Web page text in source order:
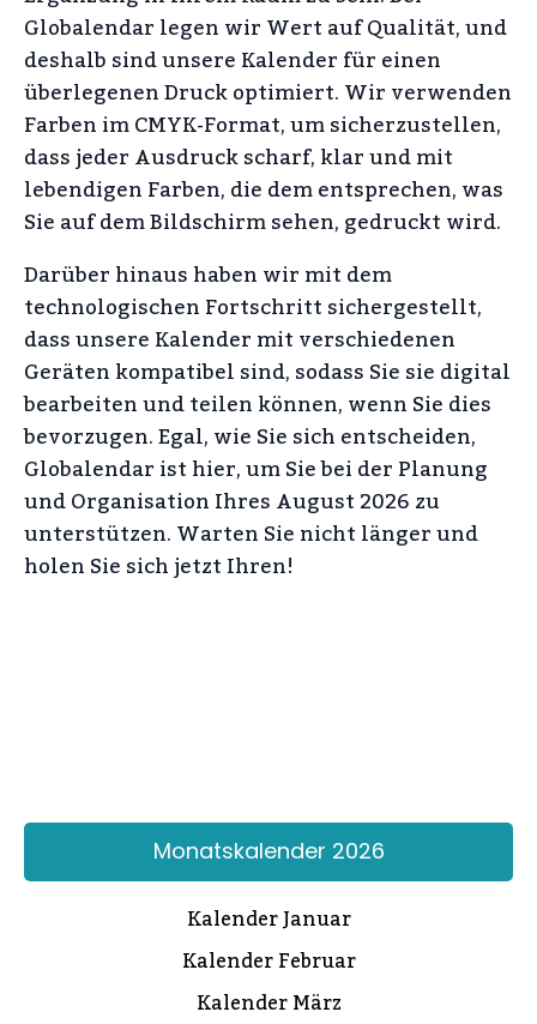
Globalendar legen wir Wert auf Qualität, und
deshalb sind unsere Kalender für einen
überlegenen Druck optimiert. Wir verwenden
Farben im CMYK-Format, um sicherzustellen,
dass jeder Ausdruck scharf, klar und mit
lebendigen Farben, die dem entsprechen, was
Sie auf dem Bildschirm sehen, gedruckt wird.
Darüber hinaus haben wir mit dem
technologischen Fortschritt sichergestellt,
dass unsere Kalender mit verschiedenen
Geräten kompatibel sind, sodass Sie sie digital
bearbeiten und teilen können, wenn Sie dies
bevorzugen. Egal, wie Sie sich entscheiden,
Globalendar ist hier, um Sie bei der Planung
und Organisation Ihres August 2026 zu
unterstützen. Warten Sie nicht länger und
holen Sie sich jetzt Ihren!
Monatskalender 2026
Kalender Januar
Kalender Februar
Kalender März